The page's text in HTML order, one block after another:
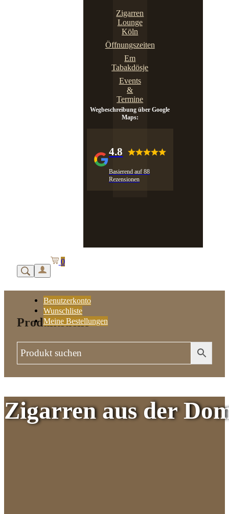
Zigarren
Lounge
Köln
Öffnungszeiten
Em
Tabakdösje
Events
&
Termine
Wegbeschreibung über Google
Maps:
4.8
Basierend auf 88
Rezensionen
Benutzerkonto
Wunschliste
Meine Bestellungen
0
Produktsuche
Zigarren aus